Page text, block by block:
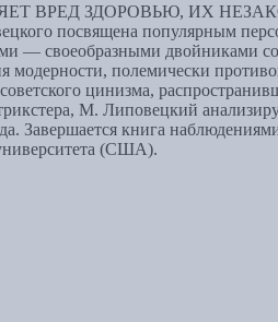
ВРЕД ЗДОРОВЬЮ, ИХ
популярным
— своеобразными двойниками
модерности, полемически
цинизма,
М. Липовецкий
Завершается книга
(США).